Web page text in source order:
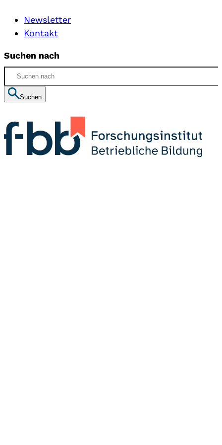
Newsletter
Kontakt
Suchen nach
Suchen